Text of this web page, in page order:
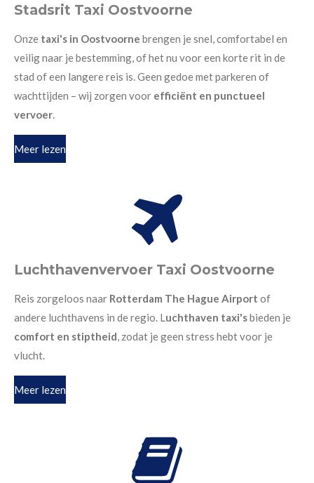
Stadsrit Taxi Oostvoorne
Onze taxi's in Oostvoorne brengen je snel, comfortabel en
veilig naar je bestemming, of het nu voor een korte rit in de
stad of een langere reis is. Geen gedoe met parkeren of
wachttijden – wij zorgen voor efficiënt en punctueel
vervoer.
Meer lezen
Luchthavenvervoer Taxi Oostvoorne
Reis zorgeloos naar Rotterdam The Hague Airport of
andere luchthavens in de regio. Luchthaven taxi'sbieden je
comfort en stiptheid, zodat je geen stress hebt voor je
vlucht.
Meer lezen